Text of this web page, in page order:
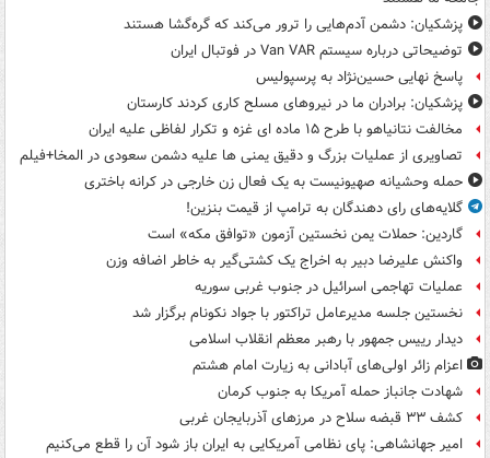
پزشکیان: دشمن آدم‌هایی را ترور می‌کند که گره‌گشا هستند
توضیحاتی درباره سیستم Van VAR در فوتبال ایران
پاسخ نهایی حسین‌نژاد به پرسپولیس
پزشکیان: برادران ما در نیروهای مسلح کاری کردند کارستان
مخالفت نتانیاهو با طرح ۱۵ ماده ای غزه و تکرار لفاظی علیه ایران
تصاویری از عملیات بزرگ و دقیق یمنی ها علیه دشمن سعودی در المخا+فیلم
حمله وحشیانه صهیونیست به یک فعال زن خارجی در کرانه باختری
گلایه‌های رای دهندگان به ترامپ از قیمت بنزین!
گاردین: حملات یمن نخستین آزمون «توافق مکه» است
واکنش علیرضا دبیر به اخراج یک کشتی‌گیر به خاطر اضافه وزن
عملیات تهاجمی اسرائیل در جنوب غربی سوریه
نخستین جلسه مدیرعامل تراکتور با جواد نکونام برگزار شد
دیدار رییس جمهور با رهبر معظم انقلاب اسلامی
اعزام زائر اولی‌های آبادانی به زیارت امام هشتم
شهادت جانباز حمله آمریکا به جنوب کرمان
کشف ۳۳ قبضه سلاح در مرزهای آذربایجان غربی
امیر جهانشاهی: پای نظامی آمریکایی به ایران باز شود آن را قطع می‌کنیم